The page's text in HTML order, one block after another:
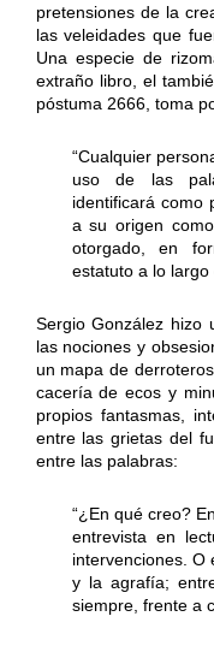
pretensiones de la
las veleidades que
Una especie de
extraño libro, el
póstuma 2666, toma
“Cualquier
uso de las
identificará como
a su origen
otorgado, en
estatuto a lo largo
Sergio González hizo
las nociones y
un mapa de
cacería de ecos y
propios fantasmas,
entre las grietas del
entre las palabras:
“¿En qué creo?
entrevista en
intervenciones. O
y la agrafía;
siempre, frente a